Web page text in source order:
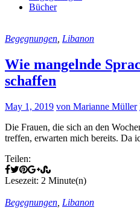
Bücher
Begegnungen Libanon
Wie mangelnde
schaffen
May 1, 2019 von Marianne Müller
Die Frauen, die sich an den
treffen, erwarten mich bereits. Da
Teilen:
Lesezeit: 2 Minute(n)
Begegnungen Libanon